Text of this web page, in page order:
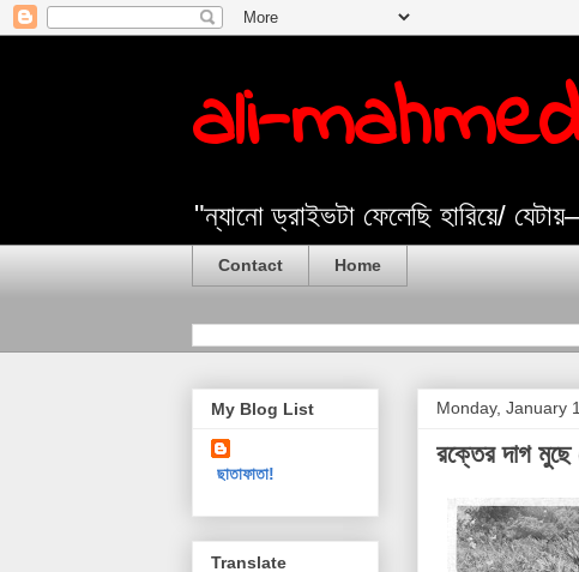
ali-
"ন্যানো ড্রাইভটা ফেলেছি হারিয়ে/
Contact Home
Monday, January
রক্তের দাগ মুছে
My Blog List
ছাতাফাতা!
Translate